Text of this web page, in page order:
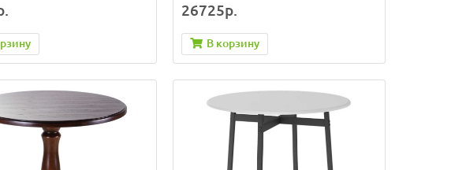
26725р.
В корзину